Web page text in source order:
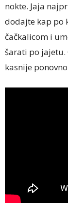
nokte. Jaja
dodajte kap po
čačkalicom i
šarati po jajetu.
kasnije